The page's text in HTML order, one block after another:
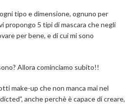
tipo e dimensione, ognuno per
propongo 5 tipi di mascara che negli
per bene, e di cui mi sono
Allora cominciamo subito!!
make-up che non manca mai nel
anche perchè è capace di creare,